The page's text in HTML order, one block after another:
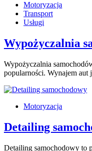
Motoryzacja
Transport
Usługi
Wypożyczalnia
Wypożyczalnia
popularności. Wynajem
Motoryzacja
Detailing
Detailing samochodowy to